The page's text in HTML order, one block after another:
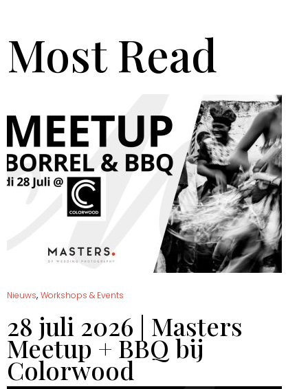
Most Read
Nieuws, Workshops & Events
28 juli 2026 | Masters
Meetup + BBQ bij
Colorwood